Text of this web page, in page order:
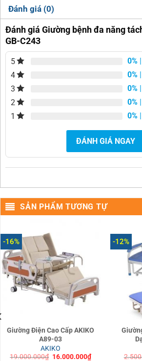
Đánh giá (0)
Đánh giá Giường bệnh đa năng
GB-C243
5 0%
4
0%
3
0%
2
0%
1
0%
ĐÁNH GIÁ NGAY
SẢN PHẨM TƯƠNG TỰ
-16%
Giường Điện Cao Cấp AKIKO
A89-03
AKIKO
19.000.000₫ Giá
16.000.000₫Giá
-12%